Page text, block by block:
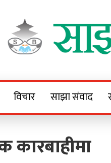
Sajha
विचार साझा संवाद
कारबाहीमा